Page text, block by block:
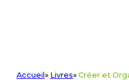
Accueil » Livres» Créer et